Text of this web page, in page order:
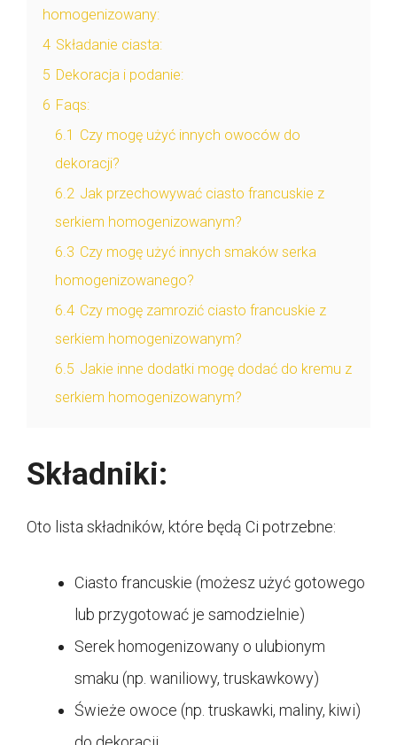
homogenizowany:
4 Składanie ciasta:
5 Dekoracja i podanie:
6 Faqs:
6.1 Czy mogę użyć innych owoców do
dekoracji?
6.2 Jak przechowywać ciasto francuskie z
serkiem homogenizowanym?
6.3 Czy mogę użyć innych smaków serka
homogenizowanego?
6.4 Czy mogę zamrozić ciasto francuskie z
serkiem homogenizowanym?
6.5 Jakie inne dodatki mogę dodać do kremu z
serkiem homogenizowanym?
Składniki:
Oto lista składników, które będą Ci potrzebne:
Ciasto francuskie (możesz użyć gotowego
lub przygotować je samodzielnie)
Serek homogenizowany o ulubionym
smaku (np. waniliowy, truskawkowy)
Świeże owoce (np. truskawki, maliny, kiwi)